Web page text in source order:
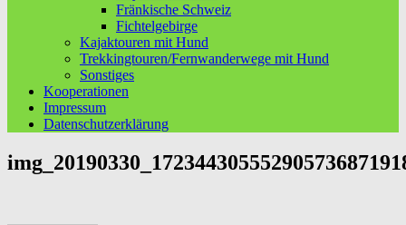
Fränkische Schweiz
Fichtelgebirge
Kajaktouren mit Hund
Trekkingtouren/Fernwanderwege mit Hund
Sonstiges
Kooperationen
Impressum
Datenschutzerklärung